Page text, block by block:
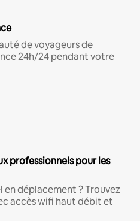
de voyageurs de
24h/24 pendant votre
professionnels pour les
en déplacement ? Trouvez
accès wifi haut débit et